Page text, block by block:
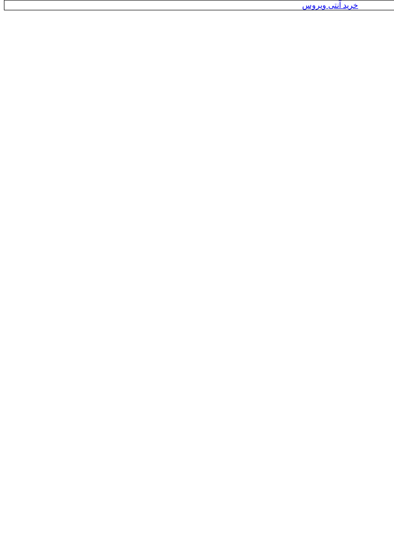
خرید آنتی ویروس